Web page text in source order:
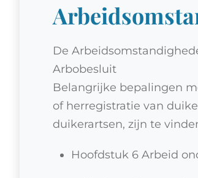
De
Arbobesluit
Belangrijke bepalingen
of herregistratie van
duikerartsen, zijn te
Hoofdstuk 6 Arbeid